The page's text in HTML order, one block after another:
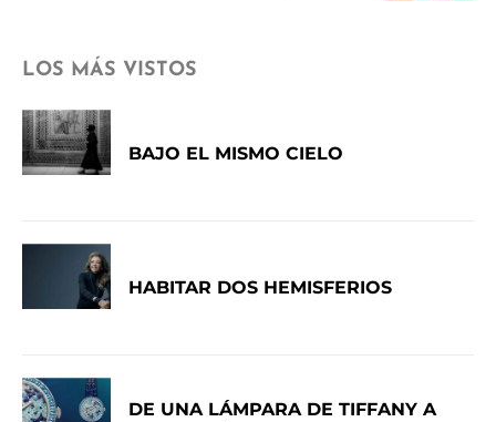
LOS MÁS VISTOS
BAJO EL MISMO CIELO
HABITAR DOS HEMISFERIOS
DE UNA LÁMPARA DE TIFFANY A